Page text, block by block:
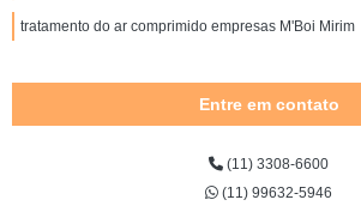
tratamento do ar comprimido empresas M'Boi Mirim
Entre em contato
(11) 3308-6600
(11) 99632-5946